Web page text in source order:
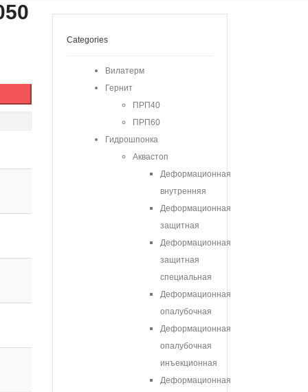
Categories
Вилатерм
Гернит
ПРП40
ПРП60
Гидрошпонка
Аквастоп
Деформационная
внутренняя
Деформационная
защитная
Деформационная
защитная
специальная
Деформационная
опалубочная
Деформационная
опалубочная
инъекционная
Деформационная